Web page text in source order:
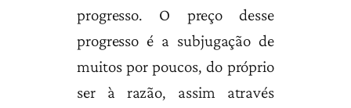
progresso. O preço desse
progresso é a subjugação de
muitos por poucos, do próprio
ser à razão, assim através